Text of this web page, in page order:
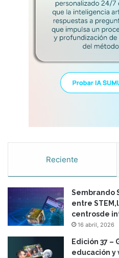
Reciente
Sembrando
entre
centrosde
16 abril, 2026
Edición 37
educación y